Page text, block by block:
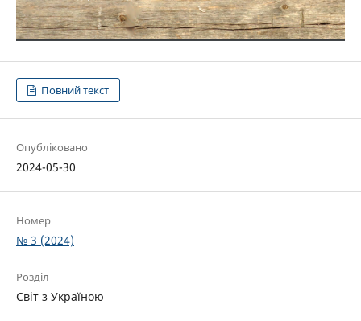
Повний текст
Опубліковано
2024-05-30
Номер
№ 3 (2024)
Розділ
Світ з Україною